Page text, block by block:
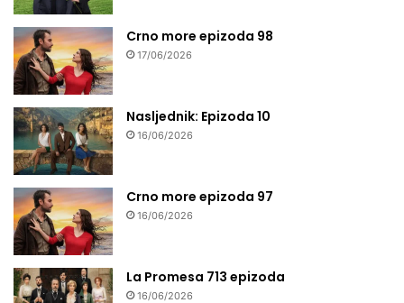
Crno more epizoda 98
17/06/2026
Nasljednik: Epizoda 10
16/06/2026
Crno more epizoda 97
16/06/2026
La Promesa 713 epizoda
16/06/2026